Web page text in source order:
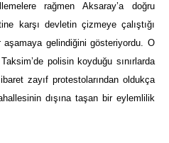
rağmen Aksaray’a doğru
karşı devletin çizmeye çalıştığı
aşamaya gelindiğini gösteriyordu. O
polisin koyduğu sınırlarda
zayıf protestolarından oldukça
dışına taşan bir eylemlilik